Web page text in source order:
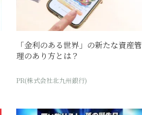
「金利のある世界」の新たな資産管
理のあり方とは？
PR(株式会社北九州銀行)